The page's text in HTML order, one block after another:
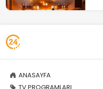
ANASAYFA
TV PROGRAMLARI